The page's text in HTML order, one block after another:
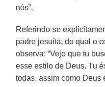
nós”.
Referindo-se
padre jesuíta, do qual o
observa: “Vejo que tu
esse estilo de Deus. Tu
todas, assim como Deus